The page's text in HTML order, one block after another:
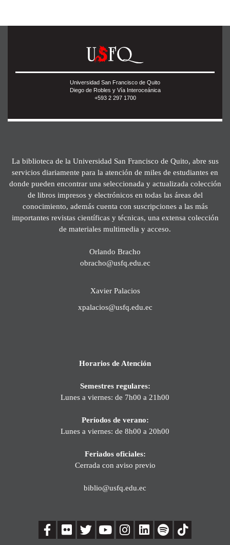
Universidad San Francisco de Quito
Diego de Robles y Vía Interoceánica
+593 2 297 1700
La biblioteca de la Universidad San Francisco de Quito, abre sus
servicios diariamente para la atención de miles de estudiantes en
donde pueden encontrar una seleccionada y actualizada colección
de libros impresos y electrónicos en todas las áreas del
conocimiento, además cuenta con suscripciones a las más
importantes revistas científicas y técnicas, una extensa colección
de materiales multimedia y acceso.
Orlando Bracho
obracho@usfq.edu.ec
Xavier Palacios
xpalacios@usfq.edu.ec
Horarios de Atención
Semestres regulares:
Lunes a viernes: de 7h00 a 21h00
Períodos de verano:
Lunes a viernes: de 8h00 a 20h00
Feriados oficiales:
Cerrada con aviso previo
biblio@usfq.edu.ec